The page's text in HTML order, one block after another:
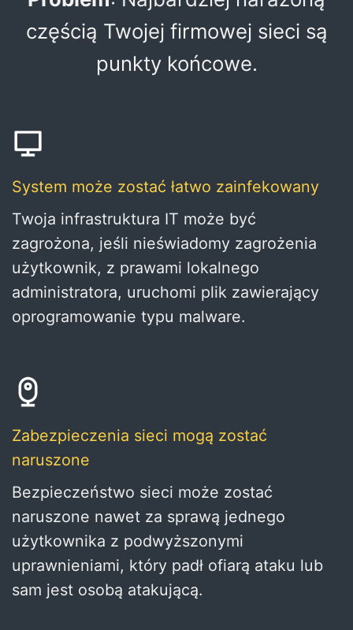
częścią Twojej firmowej sieci są
punkty końcowe.
System może zostać łatwo zainfekowany
Twoja infrastruktura IT może być
zagrożona, jeśli nieświadomy zagrożenia
użytkownik, z prawami lokalnego
administratora, uruchomi plik zawierający
oprogramowanie typu malware.
Zabezpieczenia sieci mogą zostać
naruszone
Bezpieczeństwo sieci może zostać
naruszone nawet za sprawą jednego
użytkownika z podwyższonymi
uprawnieniami, który padł ofiarą ataku lub
sam jest osobą atakującą.